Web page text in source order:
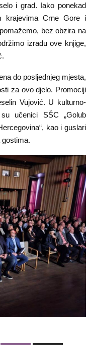
i grad. Iako ponekad
krajevima Crne Gore i
bez obzira na
izradu ove knjige,
do posljednjeg mjesta,
za ovo djelo. Promociji
Vujović. U kulturno-
učenici SŠC „Golub
kao i guslari
gostima.